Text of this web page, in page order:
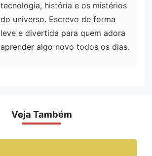
tecnologia, história e os mistérios
do universo. Escrevo de forma
leve e divertida para quem adora
aprender algo novo todos os dias.
Veja Também